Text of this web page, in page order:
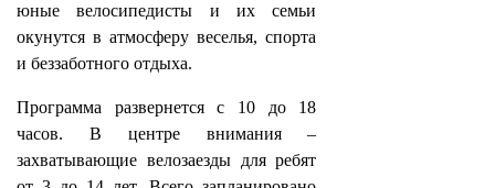
юные велосипедисты и их семьи
окунутся в атмосферу веселья, спорта
и беззаботного отдыха.
Программа развернется с 10 до 18
часов. В центре внимания –
захватывающие велозаезды для ребят